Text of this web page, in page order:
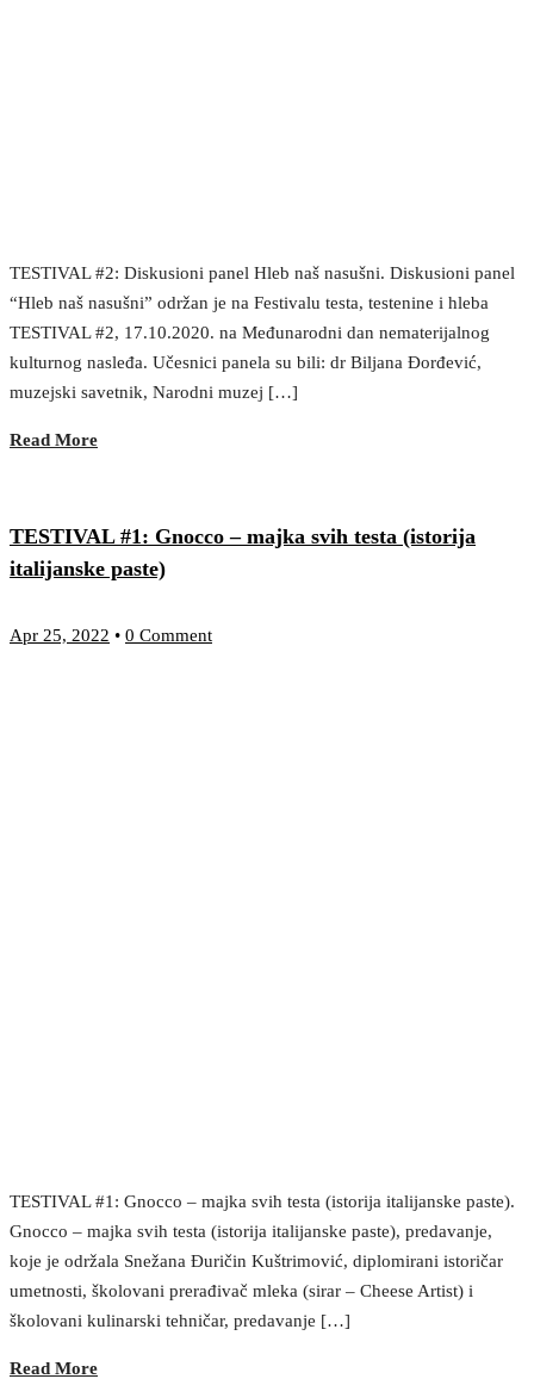
TESTIVAL #2: Diskusioni panel Hleb naš nasušni. Diskusioni panel
“Hleb naš nasušni” održan je na Festivalu testa, testenine i hleba
TESTIVAL #2, 17.10.2020. na Međunarodni dan nematerijalnog
kulturnog nasleđa. Učesnici panela su bili: dr Biljana Đorđević,
muzejski savetnik, Narodni muzej […]
Read More
TESTIVAL #1: Gnocco – majka svih testa (istorija
italijanske paste)
Apr 25, 2022 • 0 Comment
TESTIVAL #1: Gnocco – majka svih testa (istorija italijanske paste).
Gnocco – majka svih testa (istorija italijanske paste), predavanje,
koje je održala Snežana Đuričin Kuštrimović, diplomirani istoričar
umetnosti, školovani prerađivač mleka (sirar – Cheese Artist) i
školovani kulinarski tehničar, predavanje […]
Read More